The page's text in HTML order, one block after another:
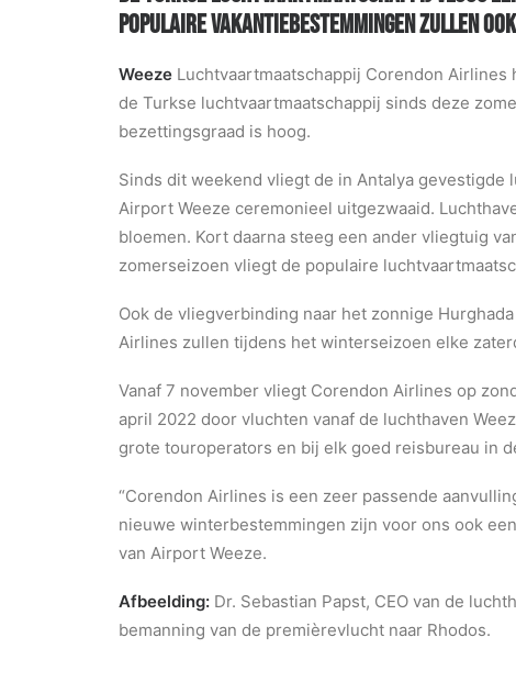
POPULAIRE VAKANTIEBESTEMMINGEN ZULLEN
Weeze Luchtvaartmaatschappij Corendon
de Turkse luchtvaartmaatschappij sinds deze
bezettingsgraad is hoog.
Sinds dit weekend vliegt de in Antalya
Airport Weeze ceremonieel uitgezwaaid.
bloemen. Kort daarna steeg een ander vliegtuig
zomerseizoen vliegt de populaire
Ook de vliegverbinding naar het zonnige
Airlines zullen tijdens het winterseizoen elke
Vanaf 7 november vliegt Corendon Airlines op
april 2022 door vluchten vanaf de luchthaven
grote touroperators en bij elk goed reisbureau in
“Corendon Airlines is een zeer passende
nieuwe winterbestemmingen zijn voor ons ook
van Airport Weeze.
Afbeelding: Dr. Sebastian Papst, CEO van de
bemanning van de premièrevlucht naar Rhodos.